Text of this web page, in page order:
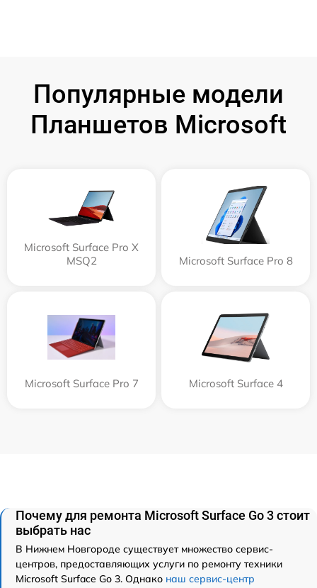
Популярные модели
Планшетов Microsoft
Microsoft Surface Pro X
MSQ2
Microsoft Surface Pro 8
Microsoft Surface Pro 7 Microsoft Surface 4
Почему для ремонта Microsoft Surface Go 3 стоит
выбрать нас
В Нижнем Новгороде существует множество сервис-
центров, предоставляющих услуги по ремонту техники
Microsoft Surface Go 3. Однако наш сервис-центр